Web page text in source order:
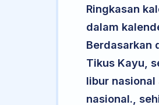
Ringkasan
dalam
Berdasarkan
Tikus Kayu,
libur
nasional.,